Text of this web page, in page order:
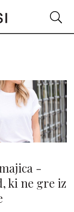
-
ki ne gre iz